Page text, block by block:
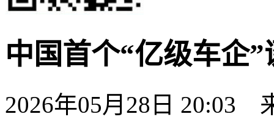
中国首个“亿级车企”
2026年05月28日 20:03